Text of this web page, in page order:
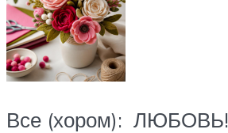
Все (хором): ЛЮБОВЬ!